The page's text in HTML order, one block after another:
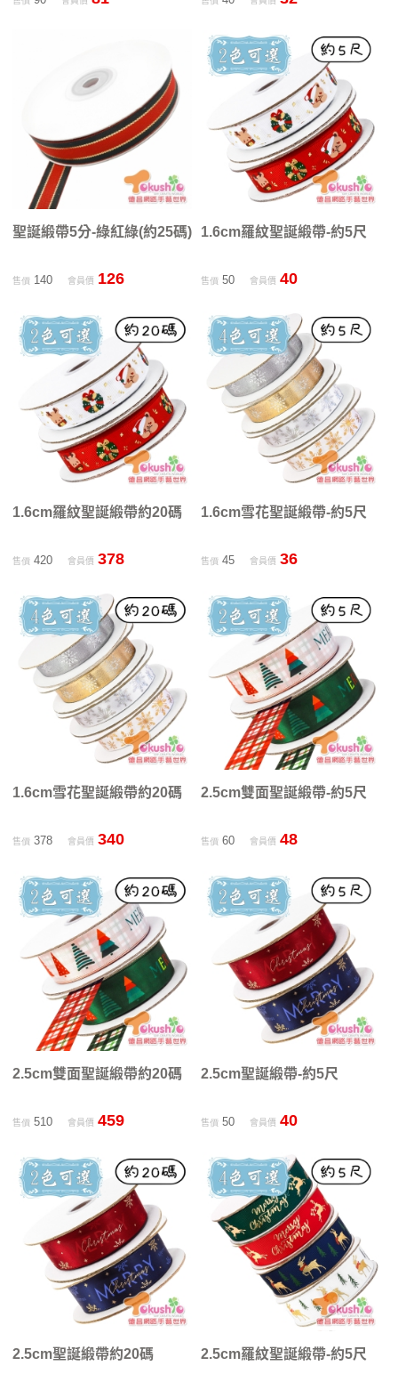
聖誕緞帶5分-綠紅綠(約25碼)
售價140 會員價 126
1.6cm羅紋聖誕緞帶-約5尺
售價 50 會員價 40
1.6cm羅紋聖誕緞帶約20碼
售價420 會員價 378
1.6cm雪花聖誕緞帶-約5尺
售價 45 會員價 36
1.6cm雪花聖誕緞帶約20碼
售價378 會員價 340
2.5cm雙面聖誕緞帶-約5尺
售價 60 會員價 48
2.5cm雙面聖誕緞帶約20碼
售價510 會員價 459
2.5cm聖誕緞帶-約5尺
售價 50 會員價 40
2.5cm聖誕緞帶約20碼 2.5cm羅紋聖誕緞帶-約5尺